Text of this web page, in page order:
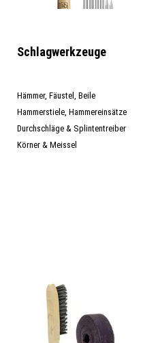
Schlagwerkzeuge
Hämmer, Fäustel, Beile
Hammerstiele, Hammereinsätze
Durchschläge & Splintentreiber
Körner & Meissel